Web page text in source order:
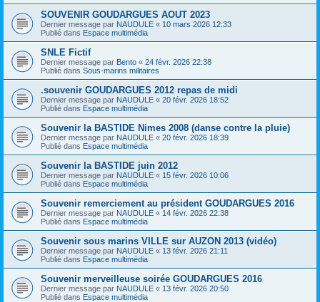
SOUVENIR GOUDARGUES AOUT 2023
Dernier message par NAUDULE « 10 mars 2026 12:33
Publié dans Espace multimédia
SNLE Fictif
Dernier message par Bento « 24 févr. 2026 22:38
Publié dans Sous-marins militaires
.souvenir GOUDARGUES 2012 repas de midi
Dernier message par NAUDULE « 20 févr. 2026 18:52
Publié dans Espace multimédia
Souvenir la BASTIDE Nimes 2008 (danse contre la pluie)
Dernier message par NAUDULE « 20 févr. 2026 18:39
Publié dans Espace multimédia
Souvenir la BASTIDE juin 2012
Dernier message par NAUDULE « 15 févr. 2026 10:06
Publié dans Espace multimédia
Souvenir remerciement au président GOUDARGUES 2016
Dernier message par NAUDULE « 14 févr. 2026 22:38
Publié dans Espace multimédia
Souvenir sous marins VILLE sur AUZON 2013 (vidéo)
Dernier message par NAUDULE « 13 févr. 2026 21:11
Publié dans Espace multimédia
Souvenir merveilleuse soirée GOUDARGUES 2016
Dernier message par NAUDULE « 13 févr. 2026 20:50
Publié dans Espace multimédia